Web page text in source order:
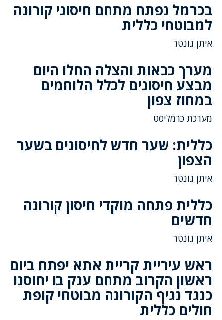
בכרמל נפתח מתחם חיסוני קורונה
למבוטחי כללית
איתן גונטר
מערך כבאות והצלה החלו היום
מבצע חיסונים לכלל הלוחמים
במחוז צפון
מערכת כרמליסט
כללית: שער חדש לחיסונים בשער
הצפון
איתן גונטר
כללית פתחה מוקדי חיסון קורונה
חדשים
איתן גונטר
ראש עיריית קריית אתא יפתח ביום
ראשון הקרוב מתחם ענק בו יחוסנו
כנגד נגיף הקורונה מבוטחי קופת
חולים כללית